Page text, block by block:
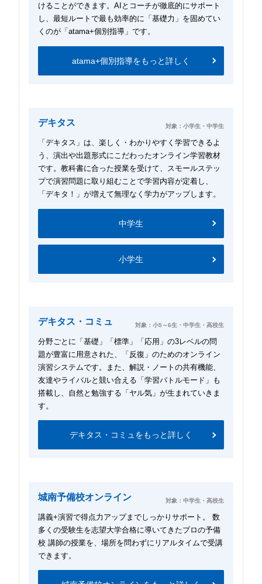
けることができます。AIとコーチが徹底的にサポート
し、最短ルートで最も効率的に「基礎力」を固めてい
くのが「atama+個別指導」です。
atama+個別指導をもっと詳しく
デキタス 対象：小学生・中学生
「デキタス」は、楽しく・わかりやすく学習できるよ
う、演出や出題形式にこだわったオンライン学習教材
です。教科書に合った授業を受けて、スモールステッ
プで演習問題に取り組むことで学習内容が定着し、
「デキタ！」が増えて無理なく学力がアップします。
中学生
小学生
デキタス・コミュ 対象：小5～6生・中学生・高校生
分野ごとに「基礎」「標準」「応用」の3レベルの問
題が豊富に用意された、「反復」のためのオンライン
演習システムです。また、解説・ノートの共有機能、
友達やライバルと競い合える「学習バトルモード」も
搭載し、自然と勉強する「ヤル気」が生まれていきま
す。
デキタス・コミュをもっと詳しく
城南予備校オンライン 対象：中学生・高校生
講義+演習で得点力アップまでしっかりサポート。 数
多くの受験生を志望大学合格に導いてきたプロの予備
校 講師の授業を、場所を問わずにリアルタイムで受講
できます。